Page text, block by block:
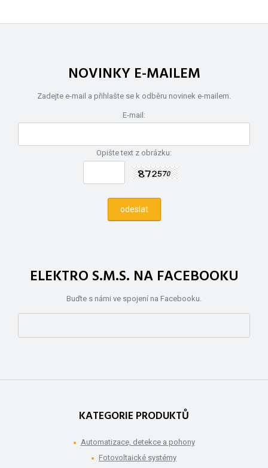
NOVINKY E-MAILEM
Zadejte e-mail a přihlašte se k odběru novinek e-mailem.
E-mail:
Opište text z obrázku:
ELEKTRO S.M.S. NA FACEBOOKU
Buďte s námi ve spojení na Facebooku.
KATEGORIE PRODUKTŮ
Automatizace, detekce a pohony
Fotovoltaické systémy